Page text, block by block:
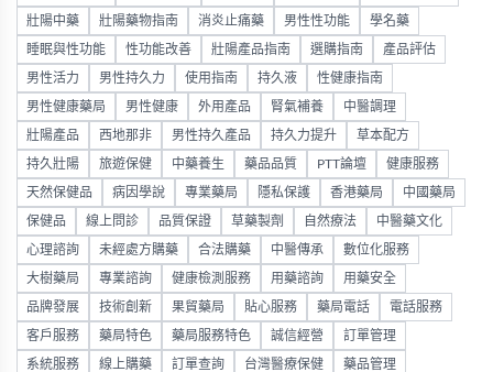
壯陽中藥 壯陽藥物指南 消炎止痛藥 男性性功能 學名藥
睡眠與性功能 性功能改善 壯陽產品指南 選購指南 產品評估
男性活力 男性持久力 使用指南 持久液 性健康指南
男性健康藥局 男性健康 外用產品 腎氣補養 中醫調理
壯陽產品 西地那非 男性持久產品 持久力提升 草本配方
持久壯陽 旅遊保健 中藥養生 藥品品質 PTT論壇 健康服務
天然保健品 病因學說 專業藥局 隱私保護 香港藥局 中國藥局
保健品 線上問診 品質保證 草藥製劑 自然療法 中醫藥文化
心理諮詢 未經處方購藥 合法購藥 中醫傳承 數位化服務
大樹藥局 專業諮詢 健康檢測服務 用藥諮詢 用藥安全
品牌發展 技術創新 果貿藥局 貼心服務 藥局電話 電話服務
客戶服務 藥局特色 藥局服務特色 誠信經營 訂單管理
系統服務 線上購藥 訂單查詢 台灣醫療保健 藥品管理